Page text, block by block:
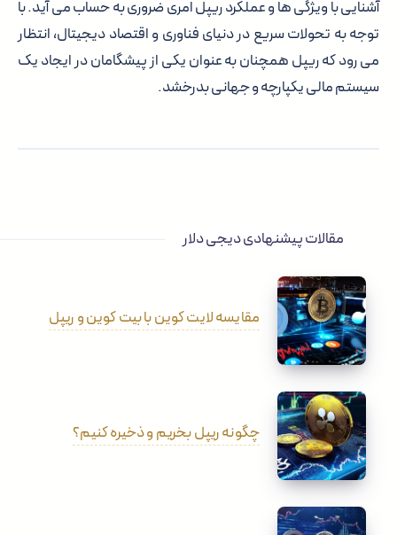
آشنایی با ویژگی ها و عملکرد ریپل امری ضروری به حساب می آید. با
توجه به تحولات سریع در دنیای فناوری و اقتصاد دیجیتال، انتظار
می رود که ریپل همچنان به عنوان یکی از پیشگامان در ایجاد یک
سیستم مالی یکپارچه و جهانی بدرخشد.
مقالات پیشنهادی دیجی دلار
مقایسه لایت کوین با بیت کوین و ریپل
چگونه ریپل بخریم و ذخیره کنیم؟